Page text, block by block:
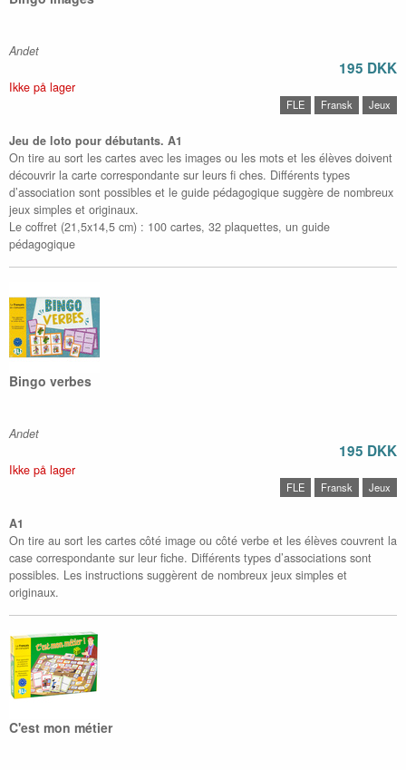
Andet
195 DKK
Ikke på lager
FLE Fransk Jeux
Jeu de loto pour débutants. A1
On tire au sort les cartes avec les images ou les mots et les élèves doivent
découvrir la carte correspondante sur leurs fi ches. Différents types
d’association sont possibles et le guide pédagogique suggère de nombreux
jeux simples et originaux.
Le coffret (21,5x14,5 cm) : 100 cartes, 32 plaquettes, un guide
pédagogique
Bingo verbes
Andet
195 DKK
Ikke på lager
FLE Fransk Jeux
A1
On tire au sort les cartes côté image ou côté verbe et les élèves couvrent la
case correspondante sur leur fiche. Différents types d’associations sont
possibles. Les instructions suggèrent de nombreux jeux simples et
originaux.
C'est mon métier